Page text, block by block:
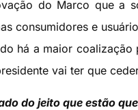
do Marco que a
consumidores e
há a maior
vai ter que
do jeito que estão